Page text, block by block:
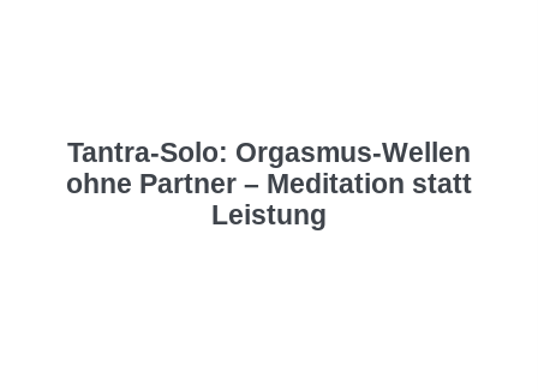
Tantra-Solo: Orgasmus-Wellen
ohne Partner – Meditation statt
Leistung